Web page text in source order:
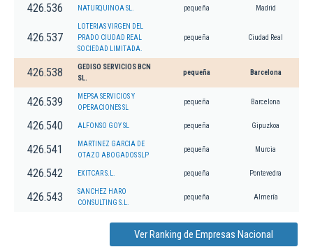
426.536 NATURQUINOA SL. pequeña Madrid
426.537
LOTERIAS VIRGEN DEL
PRADO CIUDAD REAL
SOCIEDAD LIMITADA.
pequeña Ciudad Real
426.538
GEDISO SERVICIOS BCN
SL.
pequeña Barcelona
426.539
MEPSA SERVICIOS Y
OPERACIONES SL
pequeña Barcelona
426.540 ALFONSO GOY SL pequeña Gipuzkoa
426.541
MARTINEZ GARCIA DE
OTAZO ABOGADOS SLP
pequeña Murcia
426.542 EXITCAR S.L. pequeña Pontevedra
426.543
SANCHEZ HARO
CONSULTING S.L.
pequeña Almería
Ver Ranking de Empresas Nacional